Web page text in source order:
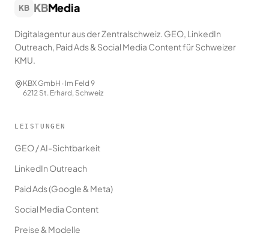
KB KBMedia
Digitalagentur aus der Zentralschweiz. GEO, LinkedIn
Outreach, Paid Ads & Social Media Content für Schweizer
KMU.
KBX GmbH · Im Feld 9
6212 St. Erhard, Schweiz
LEISTUNGEN
GEO / AI-Sichtbarkeit
LinkedIn Outreach
Paid Ads (Google & Meta)
Social Media Content
Preise & Modelle